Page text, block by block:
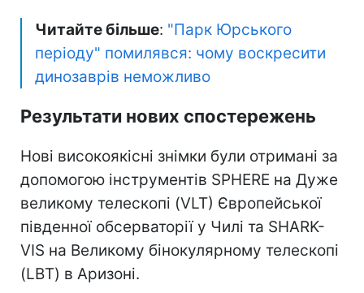
Читайте більше: "Парк Юрського
періоду" помилявся: чому воскресити
динозаврів неможливо
Результати нових спостережень
Нові високоякісні знімки були отримані за
допомогою інструментів SPHERE на Дуже
великому телескопі (VLT) Європейської
південної обсерваторії у Чилі та SHARK-
VIS на Великому бінокулярному телескопі
(LBT) в Аризоні.